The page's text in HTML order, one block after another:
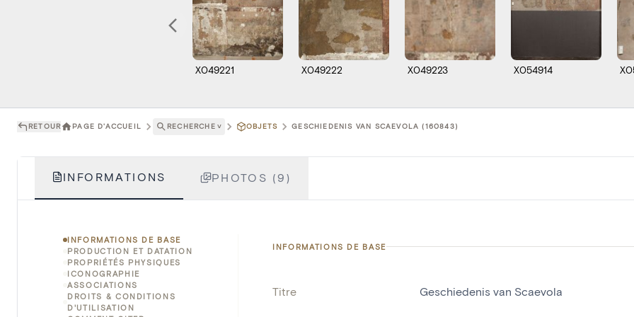
X049221 X049222 X049223 X054914
RETOUR PAGE D'ACCUEIL RECHERCHE ˅ OBJETS GESCHIEDENIS VAN SCAEVOLA (160843)
INFORMATIONS PHOTOS (9)
INFORMATIONS DE BASE
PRODUCTION ET DATATION
PROPRIÉTÉS PHYSIQUES
ICONOGRAPHIE
ASSOCIATIONS
DROITS & CONDITIONS
D'UTILISATION
INFORMATIONS DE BASE
Titre Geschiedenis van Scaevola